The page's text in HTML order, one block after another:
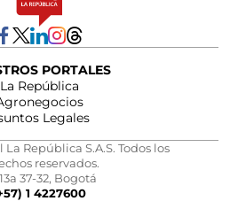
PORTALES
La República
Legales
República S.A.S. Todos los
reservados.
37-32, Bogotá
1 4227600